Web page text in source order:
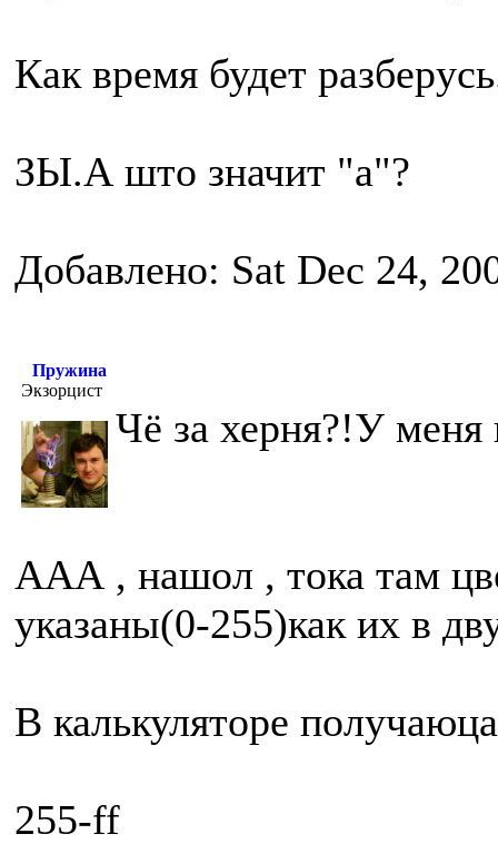
Как время будет
ЗЫ.А што значит "a"?
Добавлено: Sat Dec 24,
Пружина
Экзорцист
Чё за херня?!У меня
ААА , нашол , тока там
указаны(0-255)как их в
В калькуляторе
255-ff